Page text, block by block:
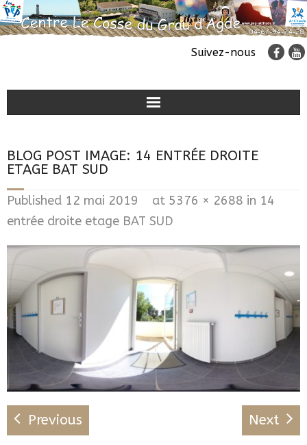
Suivez-nous
Colonies de vacances
Accueil de groupes
BLOG POST IMAGE: 14 ENTRÉE DROITE
ETAGE BAT SUD
Published 12 mai 2019 at 5376 × 2688 in 14
entrée droite etage BAT SUD
Previous Next